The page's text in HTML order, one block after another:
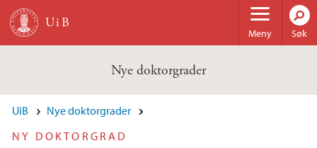
Hopp til hovedinnhold
Meny Søk
Nye doktorgrader
UiB
Nye doktorgrader
NY DOKTORGRAD